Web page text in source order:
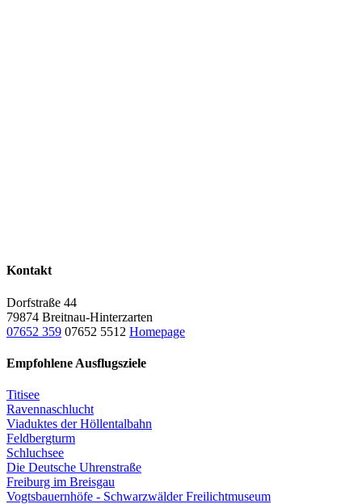
Kontakt
Dorfstraße 44
79874 Breitnau-Hinterzarten
07652 359 07652 5512 Homepage
Empfohlene Ausflugsziele
Titisee
Ravennaschlucht
Viaduktes der Höllentalbahn
Feldbergturm
Schluchsee
Die Deutsche Uhrenstraße
Freiburg im Breisgau
Vogtsbauernhöfe - Schwarzwälder Freilichtmuseum